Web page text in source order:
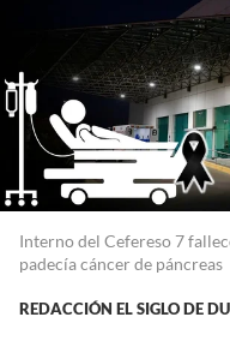
Interno del Cefereso 7
padecía cáncer de páncreas
REDACCIÓN EL SIGLO DE